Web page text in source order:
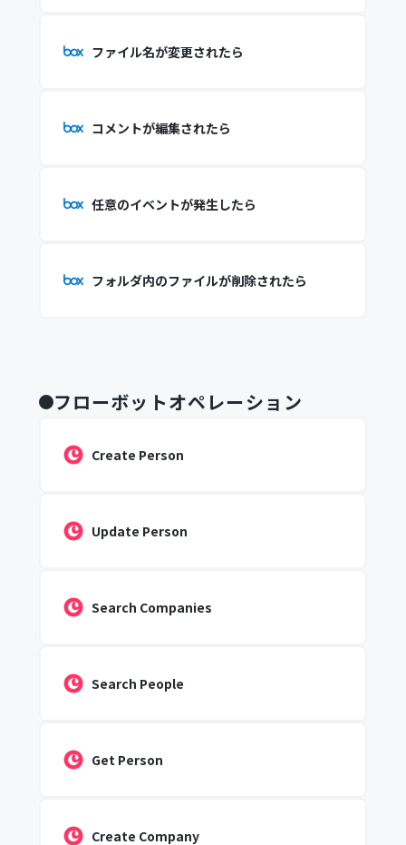
ファイル名が変更されたら
コメントが編集されたら
任意のイベントが発生したら
フォルダ内のファイルが削除されたら
フローボットオペレーション
Create Person
Update Person
Search Companies
Search People
Get Person
Create Company